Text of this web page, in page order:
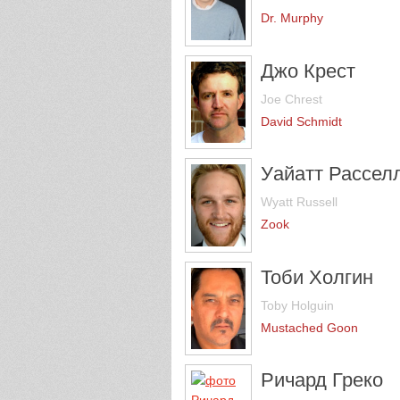
Dr. Murphy
Джо Крест
Joe Chrest
David Schmidt
Уайатт
Wyatt Russell
Zook
Тоби Холгин
Toby Holguin
Mustached Goon
Ричард Греко